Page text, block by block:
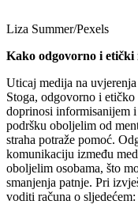
Liza Summer/Pexels
Kako odgovorno i etički
Uticaj medija na
Stoga, odgovorno i
doprinosi informisanijem
podršku oboljelim od
straha potraže pomoć.
komunikaciju između
oboljelim osobama, što
smanjenja patnje. Pri
voditi računa o sljedećem: